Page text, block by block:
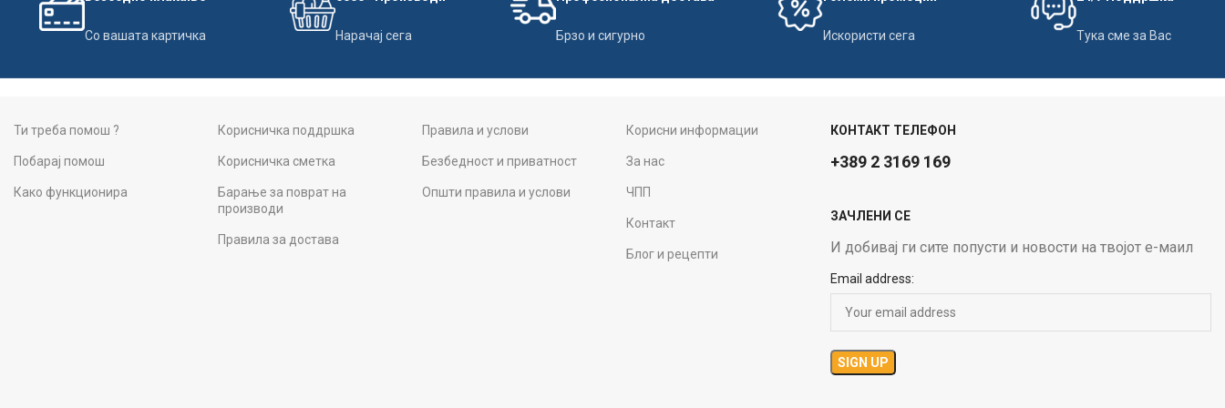
Со вашата картичка Нарачај сега Брзо и сигурно Искористи сега Тука сме за Вас
Ти треба помош ?
Побарај помош
Како функционира
Корисничка поддршка
Корисничка сметка
Барање за поврат на
производи
Правила за достава
Правила и услови
Безбедност и приватност
Општи правила и услови
Корисни информации
За нас
ЧПП
Контакт
Блог и рецепти
КОНТАКТ ТЕЛЕФОН
+389 2 3169 169
ЗАЧЛЕНИ СЕ
И добивај ги сите попусти и новости на твојот е-маил
Email address: